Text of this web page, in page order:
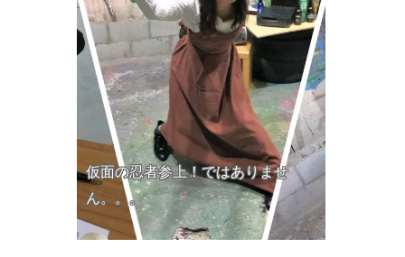
仮面の忍者参上！ではありませ
ん。。。